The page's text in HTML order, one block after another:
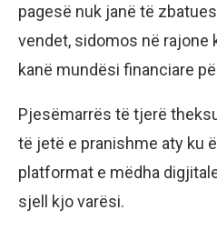
pagesë nuk janë të
vendet, sidomos në rajone
kanë mundësi financiare
Pjesëmarrës të tjerë
të jetë e pranishme aty ku
platformat e mëdha
sjell kjo varësi.